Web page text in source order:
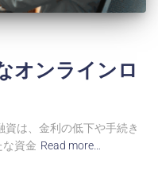
オンラインロ
は、金利の低下や手続き
資金 Read more…